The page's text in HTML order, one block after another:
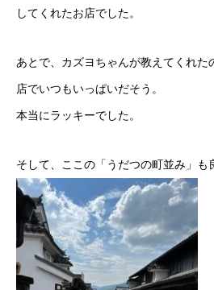
してくれたお店でした。
あとで、カズヨちゃんが教えてくれた
店でいつもいっぱいだそう。
本当にラッキーでした。
そして、ここの「うだつの町並み」も